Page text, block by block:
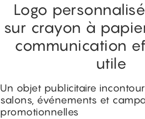
Logo
sur crayon à
communication
utile
Un objet publicitaire
salons, événements et
promotionnelles